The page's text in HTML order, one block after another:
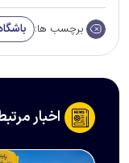
برچسب ها:
اخبار